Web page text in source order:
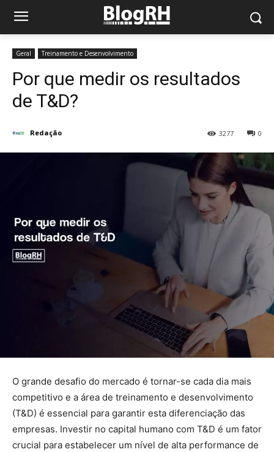
Geral Treinamento e Desenvolvimento
Por que medir os resultados
de T&D?
Redação 0
3277
O grande desafio do mercado é tornar-se cada dia mais
competitivo e a área de treinamento e desenvolvimento
(T&D) é essencial para garantir esta diferenciação das
empresas. Investir no capital humano com T&D é um fator
crucial para estabelecer um nível de alta performance de